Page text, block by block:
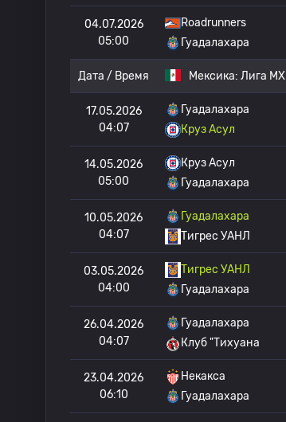
04.07.2026
05:00
Roadrunners
Гуадалахара
Дата / Время Мексика: Лига МХ
17.05.2026
04:07
Гуадалахара
Круз Асул
14.05.2026
05:00
Круз Асул
Гуадалахара
10.05.2026
04:07
Гуадалахара
Тигрес УАНЛ
03.05.2026
04:00
Тигрес УАНЛ
Гуадалахара
26.04.2026
04:07
Гуадалахара
Клуб "Тихуана
23.04.2026
06:10
Некакса
Гуадалахара